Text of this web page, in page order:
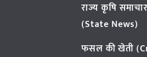
राज्य कृषि समाचार
(State News)
फसल की खेती